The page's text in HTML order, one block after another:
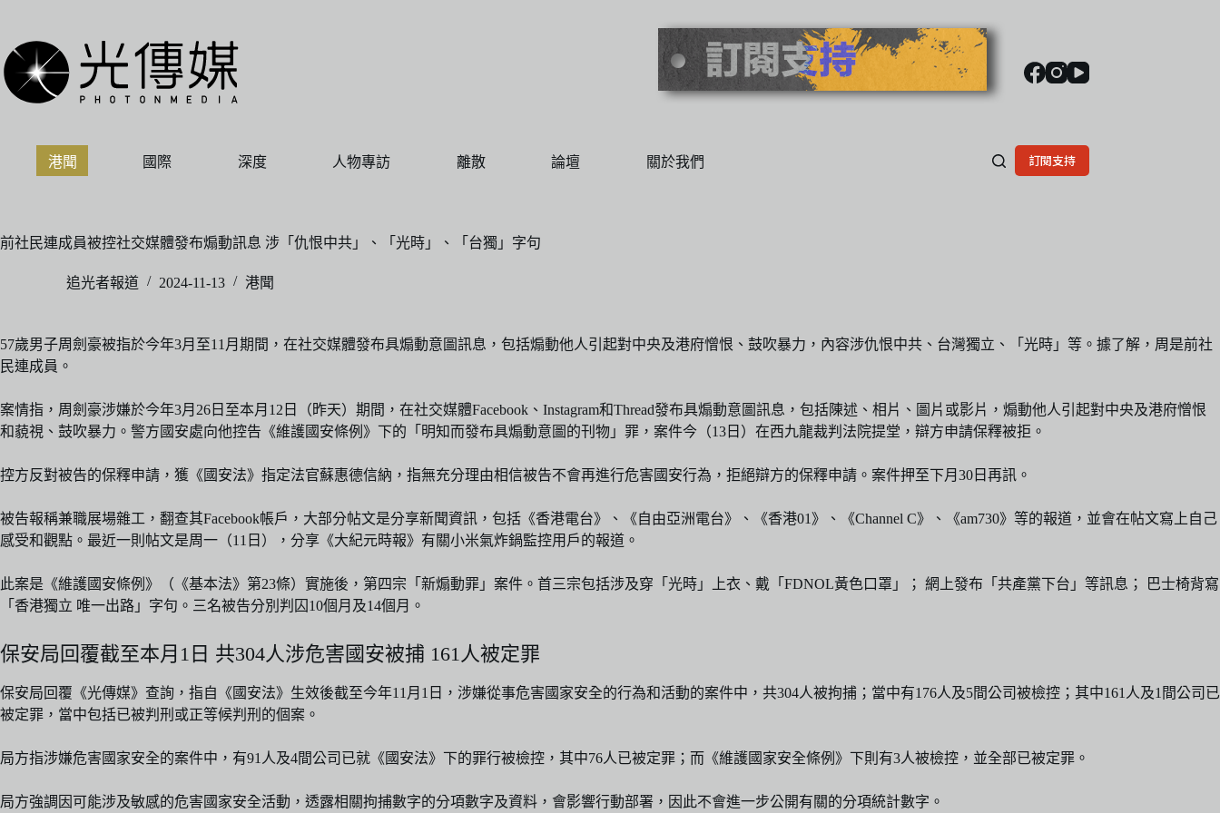
主
要
內
港聞 國際 深度 人物專訪 離散 論壇 關於我們 訂閱支持
前社民連成員被控社交媒體發布煽動訊息 涉「仇恨中共」、「光時」、「台獨」字句
追光者報道 2024-11-13 港聞
57歲男子周劍豪被指於今年3月至11月期間，在社交媒體發布具煽動意圖訊息，包括煽動他人引起對中央及港府憎恨、鼓吹暴力，內容涉仇恨中共、台灣獨立、「光時」等。據了解，周是前社
民連成員。
案情指，周劍豪涉嫌於今年3月26日至本月12日（昨天）期間，在社交媒體Facebook、Instagram和Thread發布具煽動意圖訊息，包括陳述、相片、圖片或影片，煽動他人引起對中央及港府憎恨
和藐視、鼓吹暴力。警方國安處向他控告《維護國安條例》下的「明知而發布具煽動意圖的刊物」罪，案件今（13日）在西九龍裁判法院提堂，辯方申請保釋被拒。
控方反對被告的保釋申請，獲《國安法》指定法官蘇惠德信納，指無充分理由相信被告不會再進行危害國安行為，拒絕辯方的保釋申請。案件押至下月30日再訊。
被告報稱兼職展場雜工，翻查其Facebook帳戶，大部分帖文是分享新聞資訊，包括《香港電台》、《自由亞洲電台》、《香港01》、《Channel C》、《am730》等的報道，並會在帖文寫上自己
感受和觀點。最近一則帖文是周一（11日），分享《大紀元時報》有關小米氣炸鍋監控用戶的報道。
此案是《維護國安條例》（《基本法》第23條）實施後，第四宗「新煽動罪」案件。首三宗包括涉及穿「光時」上衣、戴「FDNOL黃色口罩」； 網上發布「共產黨下台」等訊息； 巴士椅背寫
「香港獨立 唯一出路」字句。三名被告分別判囚10個月及14個月。
保安局回覆截至本月1日 共304人涉危害國安被捕 161人被定罪
保安局回覆《光傳媒》查詢，指自《國安法》生效後截至今年11月1日，涉嫌從事危害國家安全的行為和活動的案件中，共304人被拘捕；當中有176人及5間公司被檢控；其中161人及1間公司已
被定罪，當中包括已被判刑或正等候判刑的個案。
局方指涉嫌危害國家安全的案件中，有91人及4間公司已就《國安法》下的罪行被檢控，其中76人已被定罪；而《維護國家安全條例》下則有3人被檢控，並全部已被定罪。
局方強調因可能涉及敏感的危害國家安全活動，透露相關拘捕數字的分項數字及資料，會影響行動部署，因此不會進一步公開有關的分項統計數字。